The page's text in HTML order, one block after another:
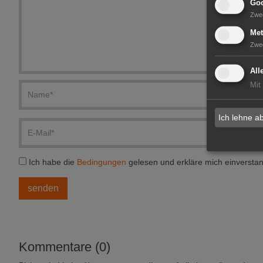
Ich habe die Bedingungen gelesen und erkläre mich
Kommentare (0)
Mit
Ich lehne